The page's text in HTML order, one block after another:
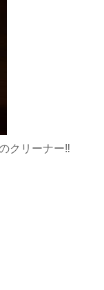
クリーナー‼